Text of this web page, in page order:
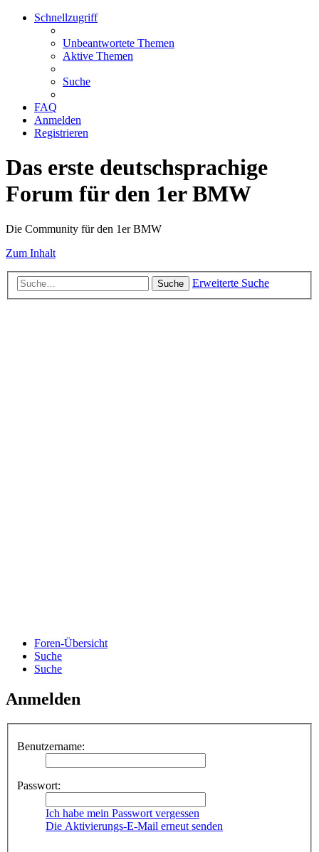
Schnellzugriff
Unbeantwortete Themen
Aktive Themen
Suche
FAQ
Anmelden
Registrieren
Das erste deutschsprachige
Forum für den 1er BMW
Die Community für den 1er BMW
Zum Inhalt
Suche Erweiterte Suche
Foren-Übersicht
Suche
Suche
Anmelden
Benutzername:
Passwort:
Ich habe mein Passwort vergessen
Die Aktivierungs-E-Mail erneut senden